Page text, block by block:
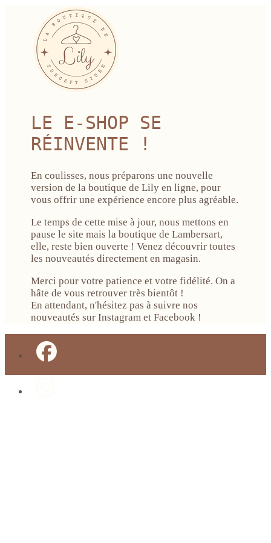
LE E-SHOP SE
RÉINVENTE !
En coulisses, nous préparons une nouvelle
version de la boutique de Lily en ligne, pour
vous offrir une expérience encore plus agréable.
Le temps de cette mise à jour, nous mettons en
pause le site mais la boutique de Lambersart,
elle, reste bien ouverte ! Venez découvrir toutes
les nouveautés directement en magasin.
Merci pour votre patience et votre fidélité. On a
hâte de vous retrouver très bientôt !
En attendant, n'hésitez pas à suivre nos
nouveautés sur Instagram et Facebook !